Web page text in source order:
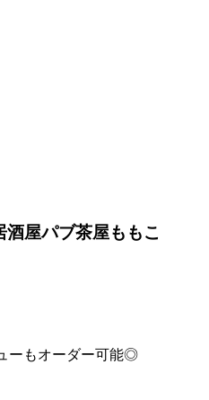
屋パブ茶屋ももこ
ーもオーダー可能◎